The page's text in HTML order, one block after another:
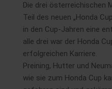
Die drei österreichischen
Teil des neuen „Honda
in den Cup-Jahren eine
alle drei war der Honda
erfolgreichen Karriere.
Preining, Hutter und
wie sie zum Honda Cup